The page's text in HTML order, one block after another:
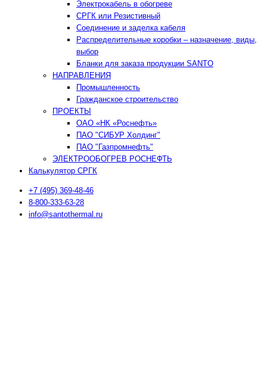
Электрокабель в обогреве
СРГК или Резистивный
Соединение и заделка кабеля
Распределительные коробки – назначение, виды,
выбор
Бланки для заказа продукции SANTO
НАПРАВЛЕНИЯ
Промышленность
Гражданское строительство
ПРОЕКТЫ
ОАО «НК «Роснефть»
ПАО "СИБУР Холдинг"
ПАО "Газпромнефть"
ЭЛЕКТРООБОГРЕВ РОСНЕФТЬ
Калькулятор СРГК
+7 (495) 369-48-46
8-800-333-63-28
info@santothermal.ru